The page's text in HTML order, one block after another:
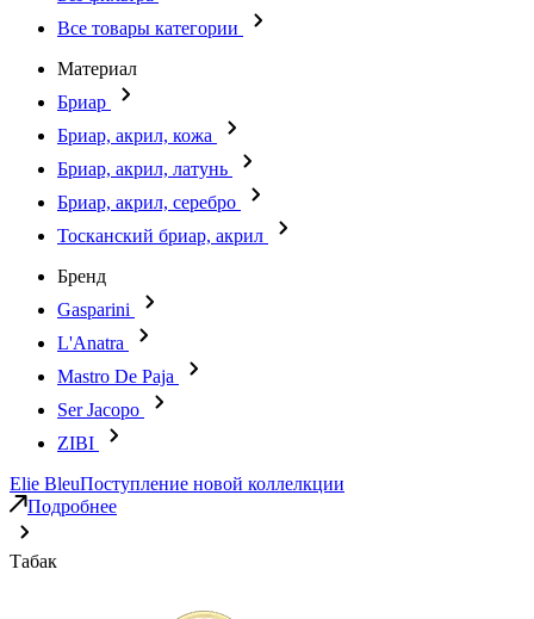
Все товары категории
Материал
Бриар
Бриар, акрил, кожа
Бриар, акрил, латунь
Бриар, акрил, серебро
Тосканский бриар, акрил
Бренд
Gasparini
L'Anatra
Mastro De Paja
Ser Jacopo
ZIBI
Elie BleuПоступление новой коллелкции
Подробнее
Табак